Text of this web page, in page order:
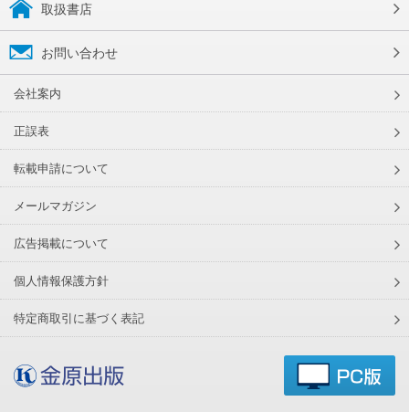
取扱書店
お問い合わせ
会社案内
正誤表
転載申請について
メールマガジン
広告掲載について
個人情報保護方針
特定商取引に基づく表記